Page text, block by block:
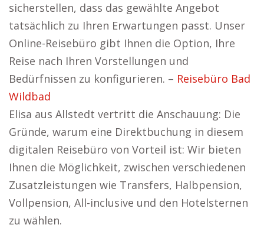
sicherstellen, dass das gewählte Angebot
tatsächlich zu Ihren Erwartungen passt. Unser
Online-Reisebüro gibt Ihnen die Option, Ihre
Reise nach Ihren Vorstellungen und
Bedürfnissen zu konfigurieren. – Reisebüro Bad
Wildbad
Elisa aus Allstedt vertritt die Anschauung: Die
Gründe, warum eine Direktbuchung in diesem
digitalen Reisebüro von Vorteil ist: Wir bieten
Ihnen die Möglichkeit, zwischen verschiedenen
Zusatzleistungen wie Transfers, Halbpension,
Vollpension, All-inclusive und den Hotelsternen
zu wählen.